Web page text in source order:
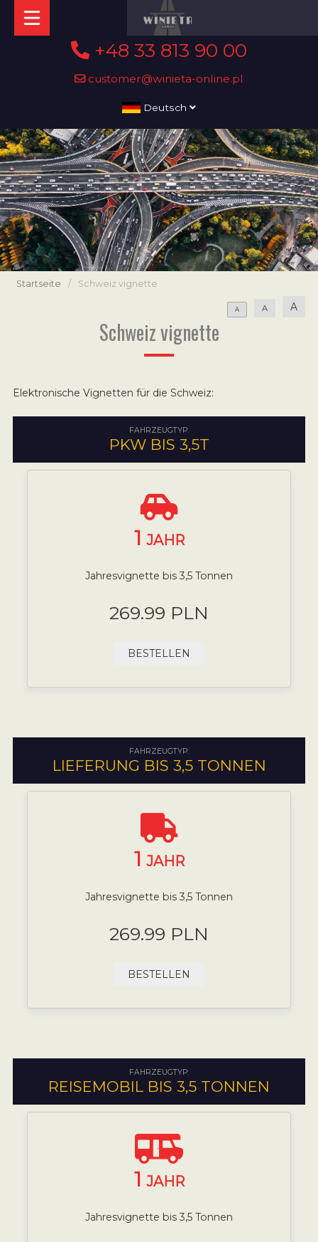
+48 33 813 90 00
customer@winieta-online.pl
Deutsch
Startseite / Schweiz vignette
A A A
Schweiz vignette
Elektronische Vignetten für die Schweiz:
FAHRZEUGTYP:
PKW BIS 3,5T
1 JAHR
Jahresvignette bis 3,5 Tonnen
269.99 PLN
BESTELLEN
FAHRZEUGTYP:
LIEFERUNG BIS 3,5 TONNEN
1 JAHR
Jahresvignette bis 3,5 Tonnen
269.99 PLN
BESTELLEN
FAHRZEUGTYP:
REISEMOBIL BIS 3,5 TONNEN
1 JAHR
Jahresvignette bis 3,5 Tonnen